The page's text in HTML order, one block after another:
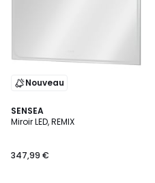
Nouveau
SENSEA
Miroir LED, REMIX
347,99 €